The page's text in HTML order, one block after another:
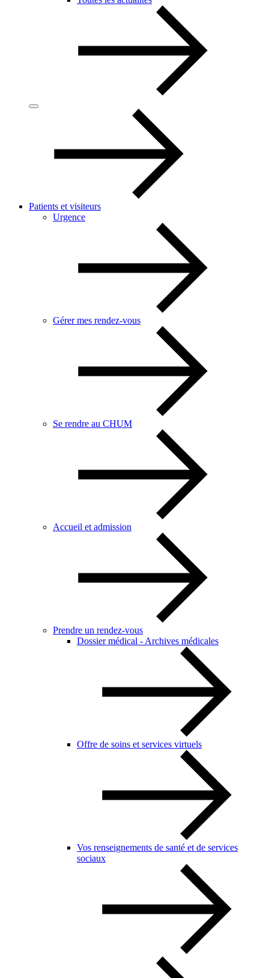
Patients et visiteurs
Urgence
Gérer mes rendez-vous
Se rendre au CHUM
Accueil et admission
Prendre un rendez-vous
Dossier médical - Archives médicales
Offre de soins et services virtuels
Vos renseignements de santé et de services
sociaux